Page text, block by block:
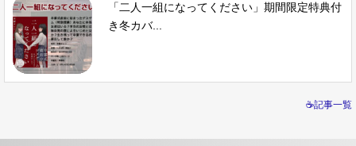
「二人一組になってください」期間限定特典付
き冬カバ...
☕記事一覧